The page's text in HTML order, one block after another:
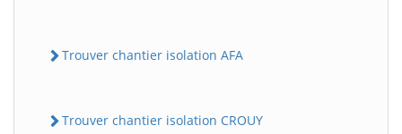
Trouver chantier isolation AFA
Trouver chantier isolation CROUY